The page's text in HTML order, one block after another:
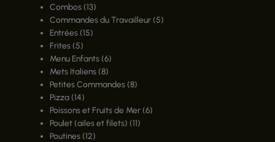
Combos (13)
Commandes du Travailleur (5)
Entrées (15)
Frites (5)
Menu Enfants (6)
Mets Italiens (8)
Petites Commandes (8)
Pizza (14)
Poissons et Fruits de Mer (6)
Poulet (ailes et filets) (11)
Poutines (12)